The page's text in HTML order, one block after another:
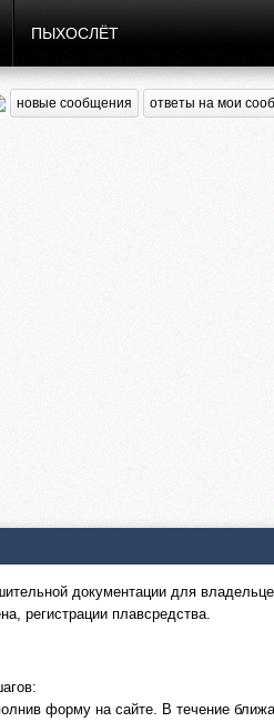
ПЫХОСЛЁТ
новые сообщения ответы на мои
документации для
регистрации плавсредства.
форму на сайте. В течение